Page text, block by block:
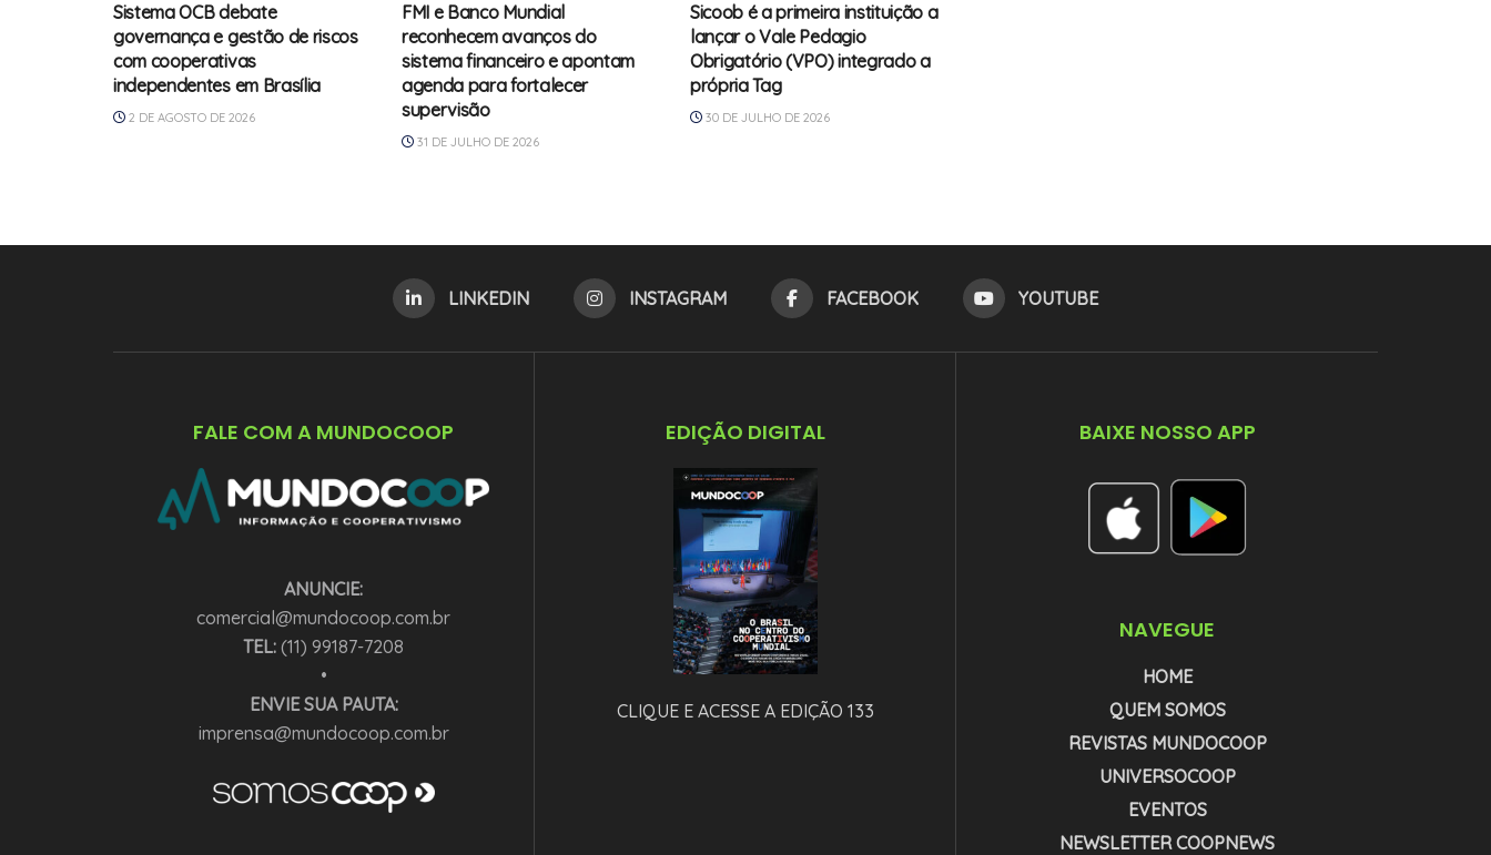
Sistema OCB debate
governança e gestão de riscos
com cooperativas
independentes em Brasília
2 DE AGOSTO DE 2026
FMI e Banco Mundial
reconhecem avanços do
sistema financeiro e apontam
agenda para fortalecer
supervisão
31 DE JULHO DE 2026
Sicoob é a primeira instituição a
lançar o Vale Pedagio
Obrigatório (VPO) integrado a
própria Tag
30 DE JULHO DE 2026
LINKEDIN INSTAGRAM FACEBOOK YOUTUBE
FALE COM A MUNDOCOOP
ANUNCIE:
comercial@mundocoop.com.br
TEL: (11) 99187-7208
•
ENVIE SUA PAUTA:
imprensa@mundocoop.com.br
EDIÇÃO DIGITAL
CLIQUE E ACESSE A EDIÇÃO 133
BAIXE NOSSO APP
NAVEGUE
HOME
QUEM SOMOS
REVISTAS MUNDOCOOP
UNIVERSOCOOP
EVENTOS
NEWSLETTER COOPNEWS